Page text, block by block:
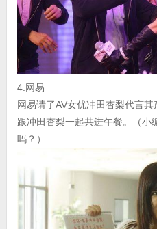
4.网易
网易请了AV女优冲田杏梨代言
跟冲田杏梨一起共进午餐。（小
吗？）